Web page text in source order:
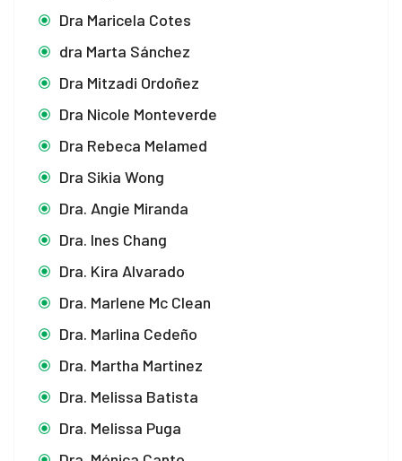
Dra Maricela Cotes
dra Marta Sánchez
Dra Mitzadi Ordoñez
Dra Nicole Monteverde
Dra Rebeca Melamed
Dra Sikia Wong
Dra. Angie Miranda
Dra. Ines Chang
Dra. Kira Alvarado
Dra. Marlene Mc Clean
Dra. Marlina Cedeño
Dra. Martha Martinez
Dra. Melissa Batista
Dra. Melissa Puga